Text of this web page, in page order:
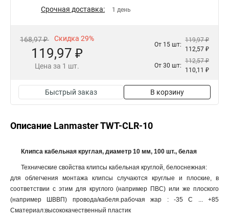
Срочная доставка: 1 день
168,97 ₽ Скидка 29%
119,97 ₽
Цена за 1 шт.
От 15 шт:
119,97 ₽
112,57 ₽
От 30 шт:
112,57 ₽
110,11 ₽
Быстрый заказ В корзину
Описание Lanmaster TWT-CLR-10
Клипса кабельная круглая, диаметр 10 мм, 100 шт., белая
Технические свойства клипсы кабельная круглой, белоснежная:
для облегчения монтажа клипсы случаются круглые и плоские, в
соответствии с этим для круглого (например ПВС) или же плоского
(например ШВВП) провода/кабеля.рабочая жар : -35 С ... +85
Сматериал:высококачественный пластик